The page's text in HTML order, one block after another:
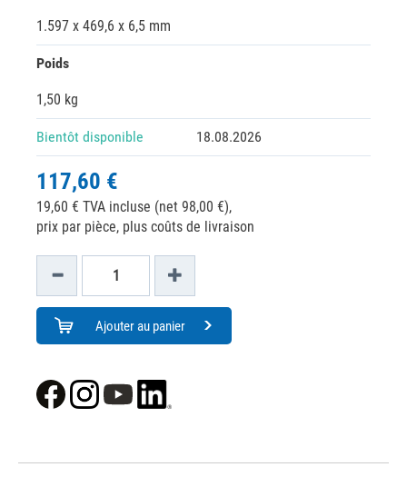
1.597 x 469,6 x 6,5 mm
Poids
1,50 kg
Bientôt disponible 18.08.2026
117,60 €
19,60 € TVA incluse (net 98,00 €),
prix par pièce, plus coûts de livraison
Ajouter au panier